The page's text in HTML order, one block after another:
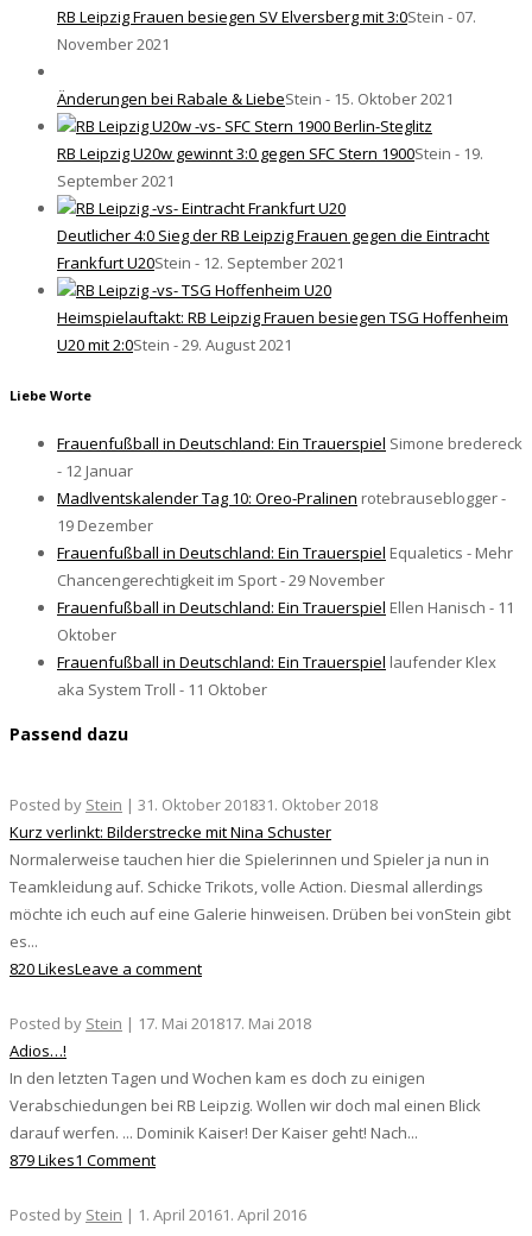
RB Leipzig Frauen besiegen SV Elversberg mit 3:0Stein - 07.
November 2021
Änderungen bei Rabale & LiebeStein - 15. Oktober 2021
RB Leipzig U20w gewinnt 3:0 gegen SFC Stern 1900Stein - 19.
September 2021
Deutlicher 4:0 Sieg der RB Leipzig Frauen gegen die Eintracht
Frankfurt U20Stein - 12. September 2021
Heimspielauftakt: RB Leipzig Frauen besiegen TSG Hoffenheim
U20 mit 2:0Stein - 29. August 2021
Liebe Worte
Frauenfußball in Deutschland: Ein Trauerspiel Simone bredereck
- 12 Januar
Madlventskalender Tag 10: Oreo-Pralinen rotebrauseblogger -
19 Dezember
Frauenfußball in Deutschland: Ein Trauerspiel Equaletics - Mehr
Chancengerechtigkeit im Sport - 29 November
Frauenfußball in Deutschland: Ein Trauerspiel Ellen Hanisch - 11
Oktober
Frauenfußball in Deutschland: Ein Trauerspiel laufender Klex
aka System Troll - 11 Oktober
Passend dazu
Posted by Stein | 31. Oktober 201831. Oktober 2018
Kurz verlinkt: Bilderstrecke mit Nina Schuster
Normalerweise tauchen hier die Spielerinnen und Spieler ja nun in
Teamkleidung auf. Schicke Trikots, volle Action. Diesmal allerdings
möchte ich euch auf eine Galerie hinweisen. Drüben bei vonStein gibt
es...
820 LikesLeave a comment
Posted by Stein | 17. Mai 201817. Mai 2018
Adios…!
In den letzten Tagen und Wochen kam es doch zu einigen
Verabschiedungen bei RB Leipzig. Wollen wir doch mal einen Blick
darauf werfen. ... Dominik Kaiser! Der Kaiser geht! Nach...
879 Likes1 Comment
Posted by Stein | 1. April 20161. April 2016